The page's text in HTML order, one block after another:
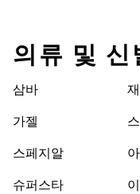
의류 및 신
삼바
가젤
스페지알
슈퍼스타